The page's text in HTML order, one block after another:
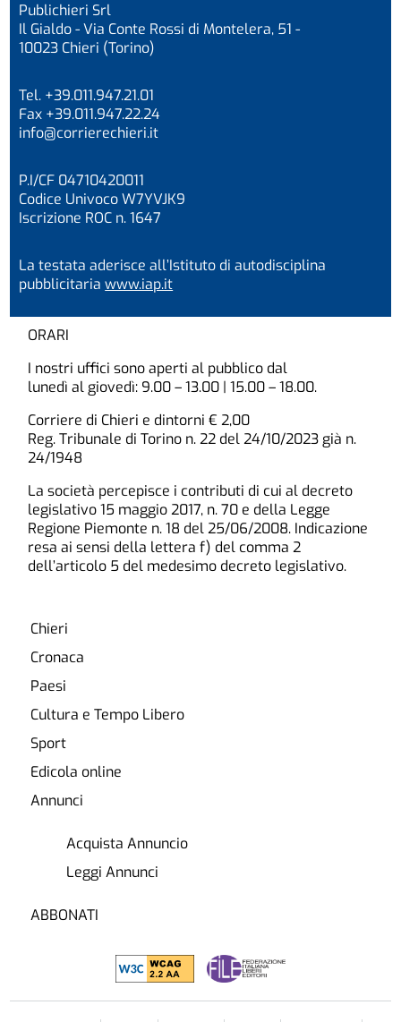
Publichieri Srl
Il Gialdo - Via Conte Rossi di Montelera, 51 -
10023 Chieri (Torino)
Tel. +39.011.947.21.01
Fax +39.011.947.22.24
info@corrierechieri.it
P.I/CF 04710420011
Codice Univoco W7YVJK9
Iscrizione ROC n. 1647
La testata aderisce all’Istituto di autodisciplina
pubblicitariawww.iap.it
ORARI
I nostri uffici sono aperti al pubblico dal
lunedì al giovedì: 9.00 – 13.00 | 15.00 – 18.00.
Corriere di Chieri e dintorni € 2,00
Reg. Tribunale di Torino n. 22 del 24/10/2023 già n.
24/1948
La società percepisce i contributi di cui al decreto
legislativo 15 maggio 2017, n. 70 e della Legge
Regione Piemonte n. 18 del 25/06/2008. Indicazione
resa ai sensi della lettera f) del comma 2
dell’articolo 5 del medesimo decreto legislativo.
Chieri
Cronaca
Paesi
Cultura e Tempo Libero
Sport
Edicola online
Annunci
Acquista Annuncio
Leggi Annunci
ABBONATI